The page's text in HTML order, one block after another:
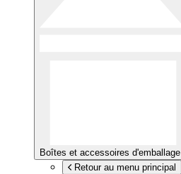
Boîtes et accessoires d'emballage
Retour au menu principal